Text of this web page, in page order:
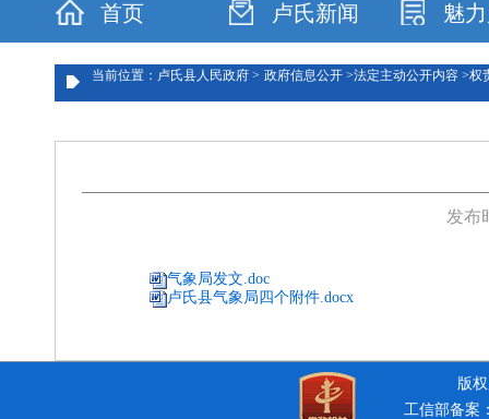
首页 卢氏新闻 魅
当前位置：卢氏县人民政府 > 政府信息公开 >法定主动公开内容 >权
发布
气象局发文.doc
卢氏县气象局四个附件.docx
版
工信部备案